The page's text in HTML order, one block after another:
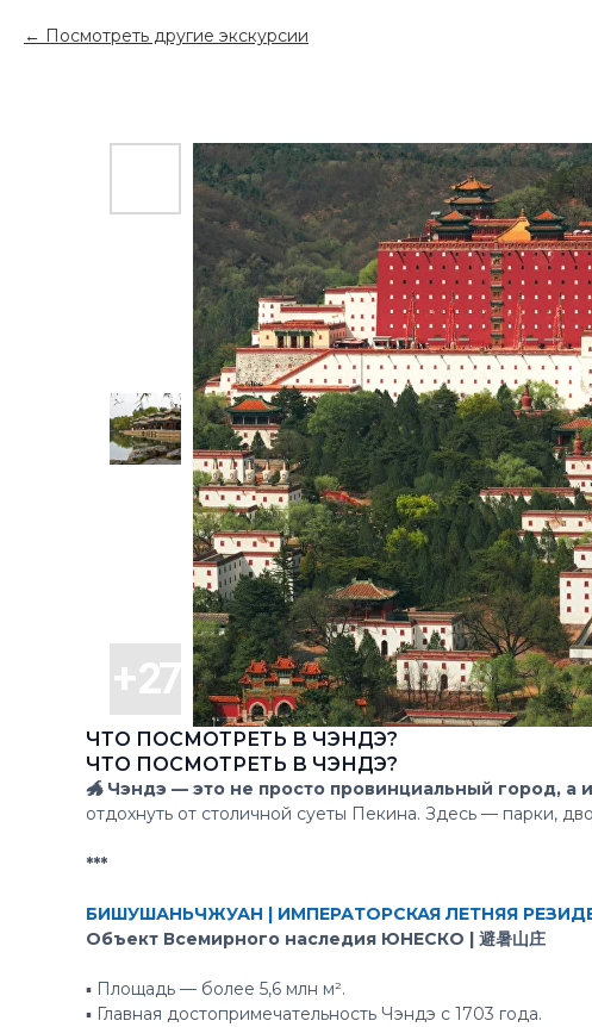
Посмотреть другие экскурсии
ЧТО ПОСМОТРЕТЬ В ЧЭНДЭ?
ЧТО ПОСМОТРЕТЬ В ЧЭНДЭ?
🐲 Чэндэ — это не просто провинциальный город, а
отдохнуть от столичной суеты Пекина. Здесь — парки,
***
БИШУШАНЬЧЖУАН | ИМПЕРАТОРСКАЯ ЛЕТНЯЯ
Объект Всемирного наследия ЮНЕСКО | 避暑山庄
▪️ Площадь — более 5,6 млн м².
▪️ Главная достопримечательность Чэндэ с 1703 года.